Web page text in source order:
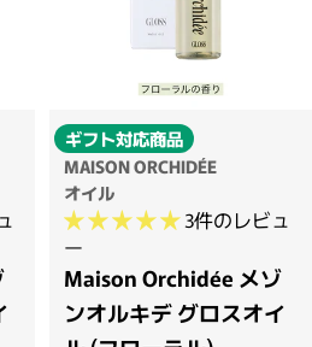
ギフト対応商品
MAISON ORCHIDÉE
オイル
3件のレビュ
ー
Maison Orchidée メゾ
ンオルキデ グロスオイ